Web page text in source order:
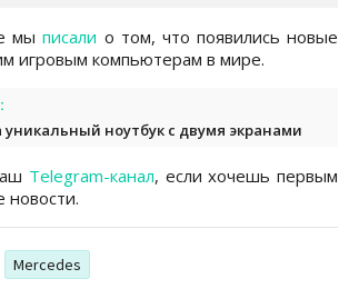
мыписали о том, что появились новые
игровым компьютерам в мире.
уникальный ноутбук с двумя экранами
Telegram-канал, если хочешь первым
новости.
Mercedes